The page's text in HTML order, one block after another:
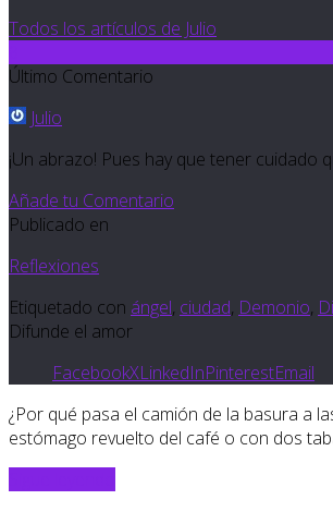
Todos los artículos de Julio
Último Comentario
Julio
¡Un abrazo! Pues hay que tener cuidado
Añade tu Comentario
Publicado en
Reflexiones
Etiquetado con ángel, ciudad, Demonio,
Difunde el amor
FacebookXLinkedInPinterestEmail
¿Por qué pasa el camión de la basura a
estómago revuelto del café o con dos